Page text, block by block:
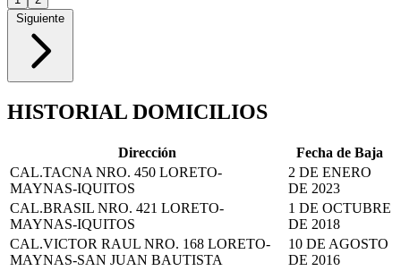
Siguiente
HISTORIAL DOMICILIOS
Dirección
Fecha de Baja
CAL.TACNA NRO. 450 LORETO-
MAYNAS-IQUITOS
2 DE ENERO
DE 2023
CAL.BRASIL NRO. 421 LORETO-
MAYNAS-IQUITOS
1 DE OCTUBRE
DE 2018
CAL.VICTOR RAUL NRO. 168 LORETO-
MAYNAS-SAN JUAN BAUTISTA
10 DE AGOSTO
DE 2016